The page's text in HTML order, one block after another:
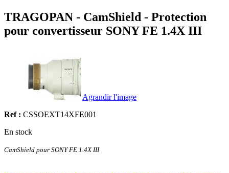
TRAGOPAN - CamShield - Protection
pour convertisseur SONY FE 1.4X III
Agrandir l'image
Ref : CSSOEXT14XFE001
En stock
CamShield pour SONY FE 1.4X III